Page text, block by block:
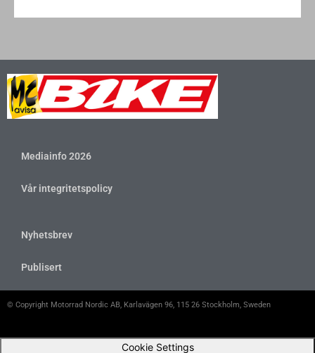
Mediainfo 2026
Vår integritetspolicy
Nyhetsbrev
Publisert
© Copyright Motorrad Nordic AB, Karlavägen 96, 115 26 Stockholm, Sweden
Cookie Settings